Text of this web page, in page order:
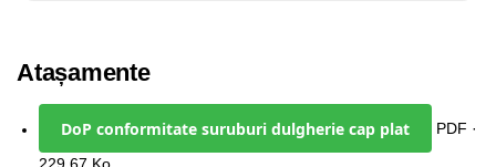
Atașamente
DoP conformitate suruburi dulgherie cap plat
PDF ·